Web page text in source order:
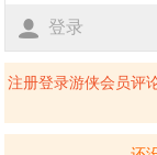
登录
注册登录游侠会员评